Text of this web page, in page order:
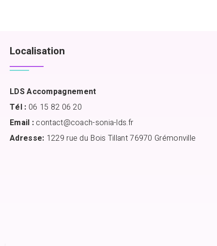
Localisation
LDS Accompagnement
Tél : 06 15 82 06 20
Email :contact@coach-sonia-lds.fr
Adresse: 1229 rue du Bois Tillant 76970 Grémonville